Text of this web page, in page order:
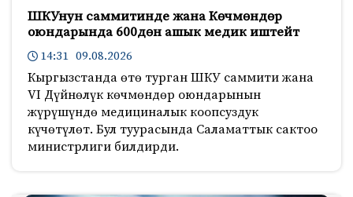
ШКУнун саммитинде жана Көчмөндөр
оюндарында 600дөн ашык медик иштейт
14:31 09.08.2026
Кыргызстанда өтө турган ШКУ саммити жана
VI Дүйнөлүк көчмөндөр оюндарынын
жүрүшүндө медициналык коопсуздук
күчөтүлөт. Бул туурасында Саламаттык сактоо
министрлиги билдирди.